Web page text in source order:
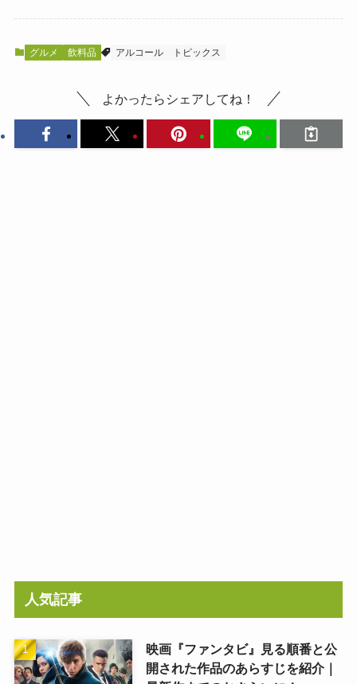
グルメ 飲料品 アルコール トピックス
よかったらシェアしてね！
人気記事
映画『ファンタビ』見る順番と公
開された作品のあらすじを紹介｜